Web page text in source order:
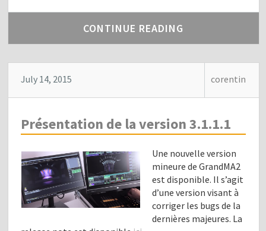
CONTINUE READING
July 14, 2015 corentin
Présentation de la version 3.1.1.1
Une nouvelle version
mineure de GrandMA2
est disponible. Il s’agit
d’une version visant à
corriger les bugs de la
dernières majeures. La